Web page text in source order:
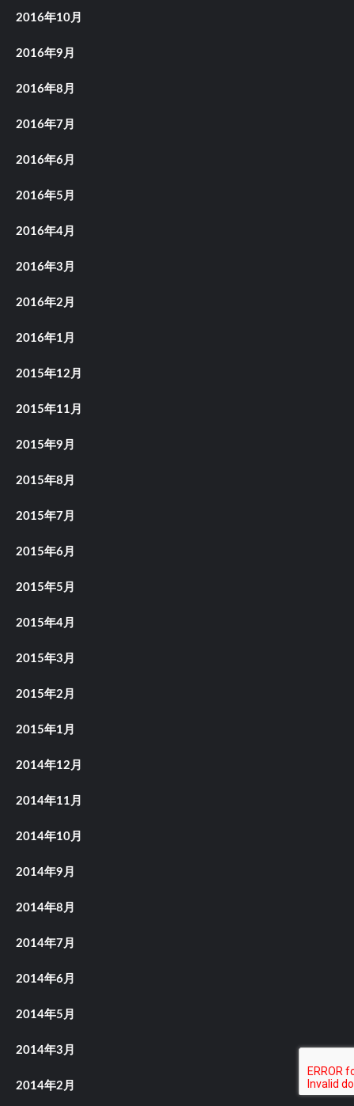
2016年10月
2016年9月
2016年8月
2016年7月
2016年6月
2016年5月
2016年4月
2016年3月
2016年2月
2016年1月
2015年12月
2015年11月
2015年9月
2015年8月
2015年7月
2015年6月
2015年5月
2015年4月
2015年3月
2015年2月
2015年1月
2014年12月
2014年11月
2014年10月
2014年9月
2014年8月
2014年7月
2014年6月
2014年5月
2014年3月
2014年2月